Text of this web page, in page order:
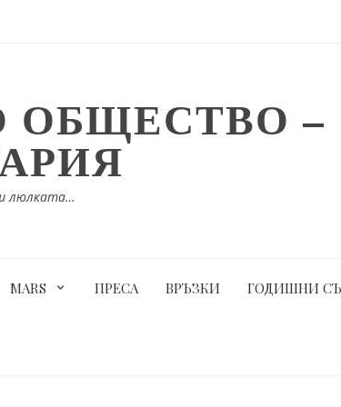
–
люлката…
MARS ПРЕСА ВРЪЗКИ ГОДИШНИ